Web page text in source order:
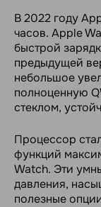
В 2022 году
часов. Apple
быстрой
предыдущей
небольшое
полноценную
стеклом,
Процессор
функций
Watch. Эти
давления,
полезные